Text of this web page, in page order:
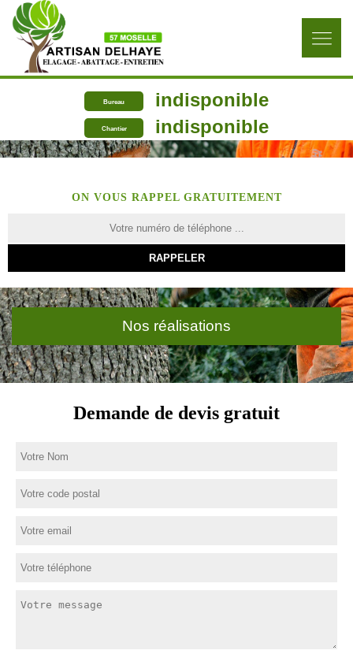
Bureau indisponible
Chantier indisponible
ON VOUS RAPPEL GRATUITEMENT
Nos réalisations
Demande de devis gratuit